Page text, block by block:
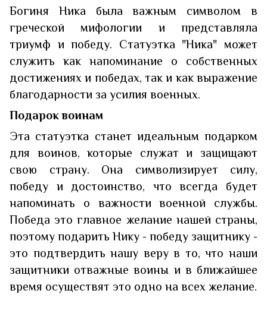
Богиня Ника была важным символом в
греческой мифологии и представляла
триумф и победу. Статуэтка "Ника" может
служить как напоминание о собственных
достижениях и победах, так и как выражение
благодарности за усилия военных.
Подарок воинам
Эта статуэтка станет идеальным подарком
для воинов, которые служат и защищают
свою страну. Она символизирует силу,
победу и достоинство, что всегда будет
напоминать о важности военной службы.
Победа это главное желание нашей страны,
поэтому подарить Нику - победу защитнику -
это подтвердить нашу веру в то, что наши
защитники отважные воины и в ближайшее
время осуществят это одно на всех желание.